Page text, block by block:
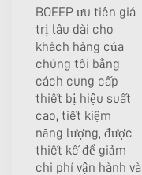
BOEEP ưu tiên giá
trị lâu dài cho
khách hàng của
chúng tôi bằng
cách cung cấp
thiết bị hiệu suất
cao, tiết kiệm
năng lượng, được
thiết kế để giảm
chi phí vận hành và